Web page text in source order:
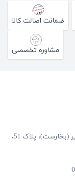
ضمانت اصالت کالا
مشاوره تخصصی
آدرس: تهران، میدان آرژانتین، ابتدای احمد قصیر (بخارست)، پلاک 51،